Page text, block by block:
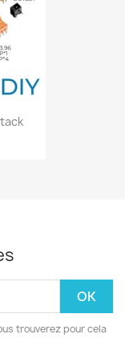
trouverez pour cela